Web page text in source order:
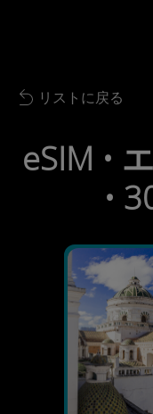
ナ
Back to list
リストに戻る
eSIM •
•